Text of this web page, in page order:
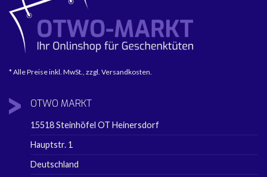
* Alle Preise inkl. MwSt., zzgl. Versandkosten.
OTWO MARKT
15518 Steinhöfel OT Heinersdorf
Hauptstr. 1
Deutschland